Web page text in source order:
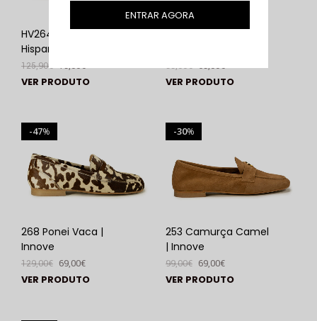
HV264662 Panna |
Hispanitas
125,90€ 79,00€
VER PRODUTO
268 Crute Bege |
99,00€ 69,00€
VER PRODUTO
%
47
268 Ponei Vaca |
Innove
129,00€ 69,00€
VER PRODUTO
%
30
253 Camurça Camel
| Innove
99,00€ 69,00€
VER PRODUTO
ENTRAR AGORA